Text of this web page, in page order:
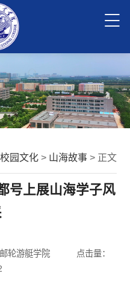
校园文化> 山海故事> 正文
号上展山海学子风
轮游艇学院
点击量：